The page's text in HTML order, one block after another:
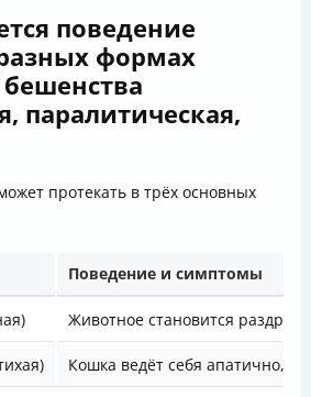
поведение
формах
паралитическая,
протекать в трёх основных
Поведение и симптомы
Животное становится
Кошка ведёт себя апатично,